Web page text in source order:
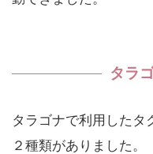
タラ
タラゴナで利用したタ
２種類がありました。